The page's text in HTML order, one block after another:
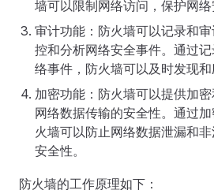
墙可以限制网络访问，保护网络
审计功能：防火墙可以记录和
控和分析网络安全事件。通过
络事件，防火墙可以及时发现和
加密功能：防火墙可以提供加
网络数据传输的安全性。通过
火墙可以防止网络数据泄漏和
安全性。
防火墙的工作原理如下：